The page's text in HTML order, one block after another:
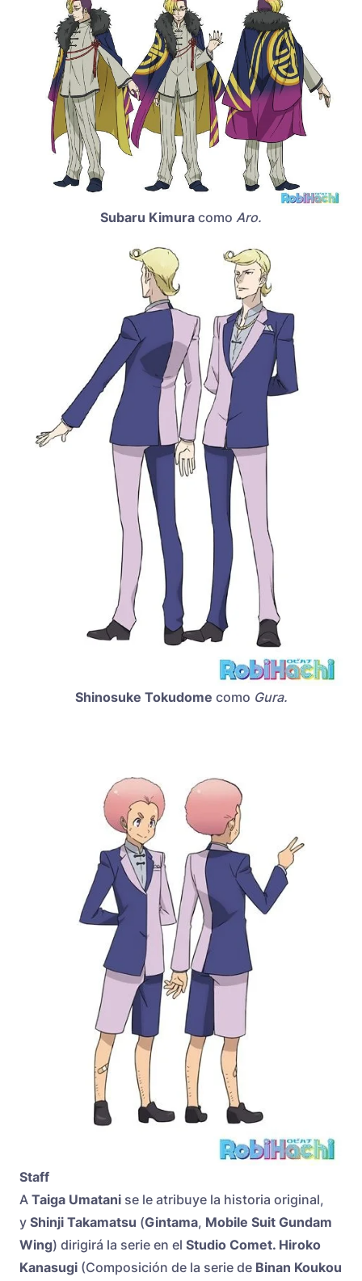
Subaru Kimura como Aro.
Shinosuke Tokudome como Gura.
Staff
A Taiga Umatani se le atribuye la historia original,
y Shinji Takamatsu (Gintama, Mobile Suit Gundam
Wing) dirigirá la serie en el Studio Comet. Hiroko
Kanasugi (Composición de la serie de Binan Koukou